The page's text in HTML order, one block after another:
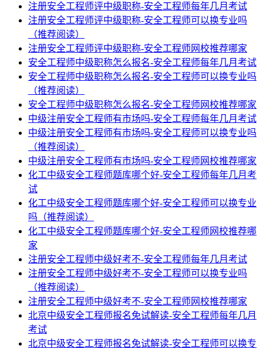
注册安全工程师评中级职称-安全工程师每年几月考试
注册安全工程师评中级职称-安全工程师可以换专业吗
（推荐阅读）
注册安全工程师评中级职称-安全工程师网校推荐哪家
安全工程师中级职称怎么报名-安全工程师每年几月考试
安全工程师中级职称怎么报名-安全工程师可以换专业吗
（推荐阅读）
安全工程师中级职称怎么报名-安全工程师网校推荐哪家
中级注册安全工程师有市场吗-安全工程师每年几月考试
中级注册安全工程师有市场吗-安全工程师可以换专业吗
（推荐阅读）
中级注册安全工程师有市场吗-安全工程师网校推荐哪家
化工中级安全工程师题库哪个好-安全工程师每年几月考
试
化工中级安全工程师题库哪个好-安全工程师可以换专业
吗（推荐阅读）
化工中级安全工程师题库哪个好-安全工程师网校推荐哪
家
注册安全工程师中级好考不-安全工程师每年几月考试
注册安全工程师中级好考不-安全工程师可以换专业吗
（推荐阅读）
注册安全工程师中级好考不-安全工程师网校推荐哪家
北京中级安全工程师报名免试解读-安全工程师每年几月
考试
北京中级安全工程师报名免试解读-安全工程师可以换专